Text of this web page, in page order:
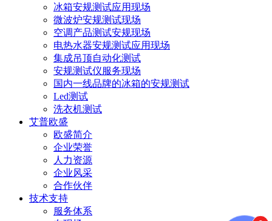
冰箱安规测试应用现场
微波炉安规测试现场
空调产品测试安规现场
电热水器安规测试应用现场
集成吊顶自动化测试
安规测试仪服务现场
国内一线品牌的冰箱的安规测试
Led测试
洗衣机测试
艾普欧盛
欧盛简介
企业荣誉
人力资源
企业风采
合作伙伴
技术支持
服务体系